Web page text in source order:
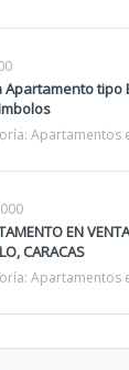
Apartamento tipo
Apartamentos
EN
CARACAS
Apartamentos